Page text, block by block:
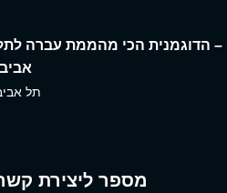
– הדוגמנית הכי מהממת עברה
תל
מספר ליצירת